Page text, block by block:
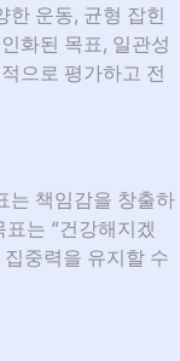
한 운동, 균형 잡힌
화된 목표, 일관성
으로 평가하고 전
는 책임감을 창출하
는 “건강해지겠
중력을 유지할 수